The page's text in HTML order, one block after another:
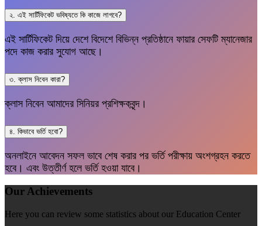
২. এই সার্টিফিকেট ভবিষ্যতে কি কাজে লাগবে?
এই সার্টিফিকেট দিয়ে দেশে বিদেশে বিভিন্ন প্রতিষ্ঠানে ফায়ার সেফটি ম্যানেজার
পদে কাজ করার সুযোগ আছে।
৩. ক্লাস নিবেন কারা?
ক্লাস নিবেন আমাদের সিনিয়র প্রশিক্ষকবৃন্দ।
৪. কিভাবে ভর্তি হবো?
অনলাইনে আবেদন সফল ভাবে শেষ করার পর ভর্তি পরীক্ষায় অংশগ্রহন করতে
হবে। এবং উত্তীর্ণ হলে ভর্তি হওয়া যাবে।
Our Achievements
Here you can review some statistics about our Education Center